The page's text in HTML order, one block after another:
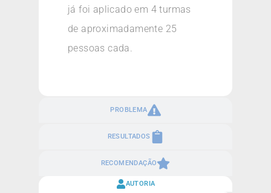
PROBLEMA
RESULTADOS
RECOMENDAÇÃO
já foi aplicado em 4 turmas
de aproximadamente 25
pessoas cada.
AUTORIA